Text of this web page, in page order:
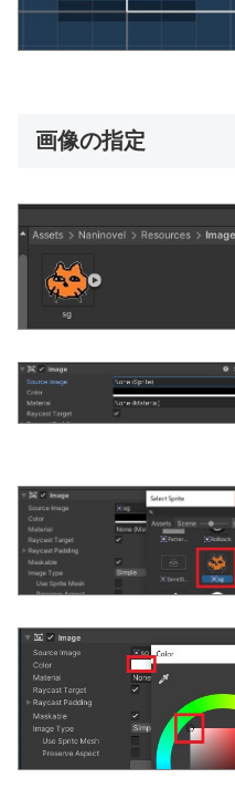
画像の指定